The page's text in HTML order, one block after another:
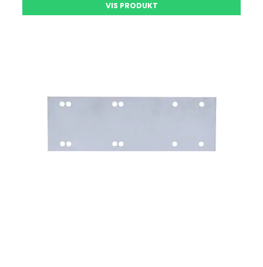
VIS PRODUKT